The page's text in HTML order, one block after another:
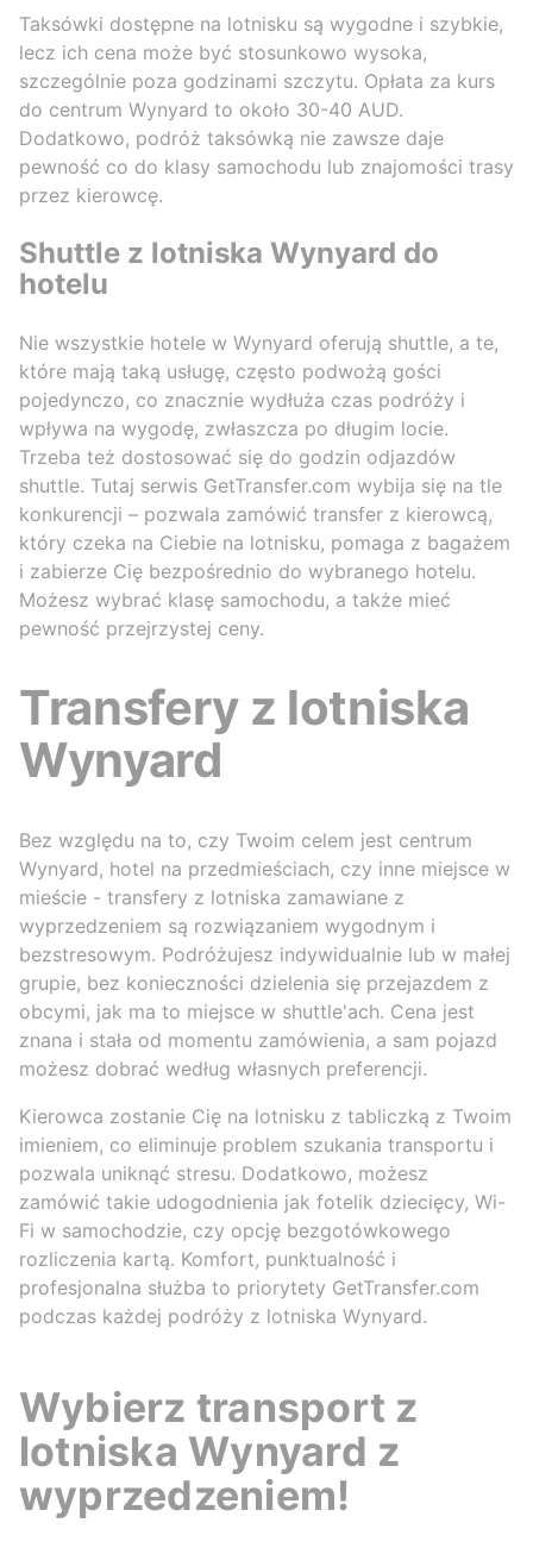
Taksówki dostępne na lotnisku są wygodne i szybkie,
lecz ich cena może być stosunkowo wysoka,
szczególnie poza godzinami szczytu. Opłata za kurs
do centrum Wynyard to około 30-40 AUD.
Dodatkowo, podróż taksówką nie zawsze daje
pewność co do klasy samochodu lub znajomości trasy
przez kierowcę.
Shuttle z lotniska Wynyard do
hotelu
Nie wszystkie hotele w Wynyard oferują shuttle, a te,
które mają taką usługę, często podwożą gości
pojedynczo, co znacznie wydłuża czas podróży i
wpływa na wygodę, zwłaszcza po długim locie.
Trzeba też dostosować się do godzin odjazdów
shuttle. Tutaj serwis GetTransfer.com wybija się na tle
konkurencji – pozwala zamówić transfer z kierowcą,
który czeka na Ciebie na lotnisku, pomaga z bagażem
i zabierze Cię bezpośrednio do wybranego hotelu.
Możesz wybrać klasę samochodu, a także mieć
pewność przejrzystej ceny.
Transfery z lotniska
Wynyard
Bez względu na to, czy Twoim celem jest centrum
Wynyard, hotel na przedmieściach, czy inne miejsce w
mieście - transfery z lotniska zamawiane z
wyprzedzeniem są rozwiązaniem wygodnym i
bezstresowym. Podróżujesz indywidualnie lub w małej
grupie, bez konieczności dzielenia się przejazdem z
obcymi, jak ma to miejsce w shuttle'ach. Cena jest
znana i stała od momentu zamówienia, a sam pojazd
możesz dobrać według własnych preferencji.
Kierowca zostanie Cię na lotnisku z tabliczką z Twoim
imieniem, co eliminuje problem szukania transportu i
pozwala uniknąć stresu. Dodatkowo, możesz
zamówić takie udogodnienia jak fotelik dziecięcy, Wi-
Fi w samochodzie, czy opcję bezgotówkowego
rozliczenia kartą. Komfort, punktualność i
profesjonalna służba to priorytety GetTransfer.com
podczas każdej podróży z lotniska Wynyard.
Wybierz transport z
lotniska Wynyard z
wyprzedzeniem!